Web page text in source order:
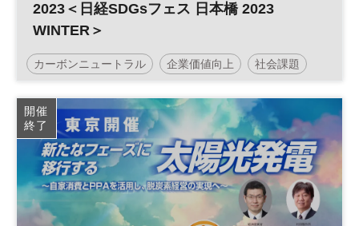
2023＜日経SDGsフェス 日本橋 2023
WINTER＞
カーボンニュートラル 企業価値向上 社会課題
サステナビリティ 企業価値 脱炭素
日経SDGsフェス日本橋 日経SDGsフェス 日本橋
サステナブル ESG 経営戦略 SDGs
ESG投資 森林 参加無料
開催
終了